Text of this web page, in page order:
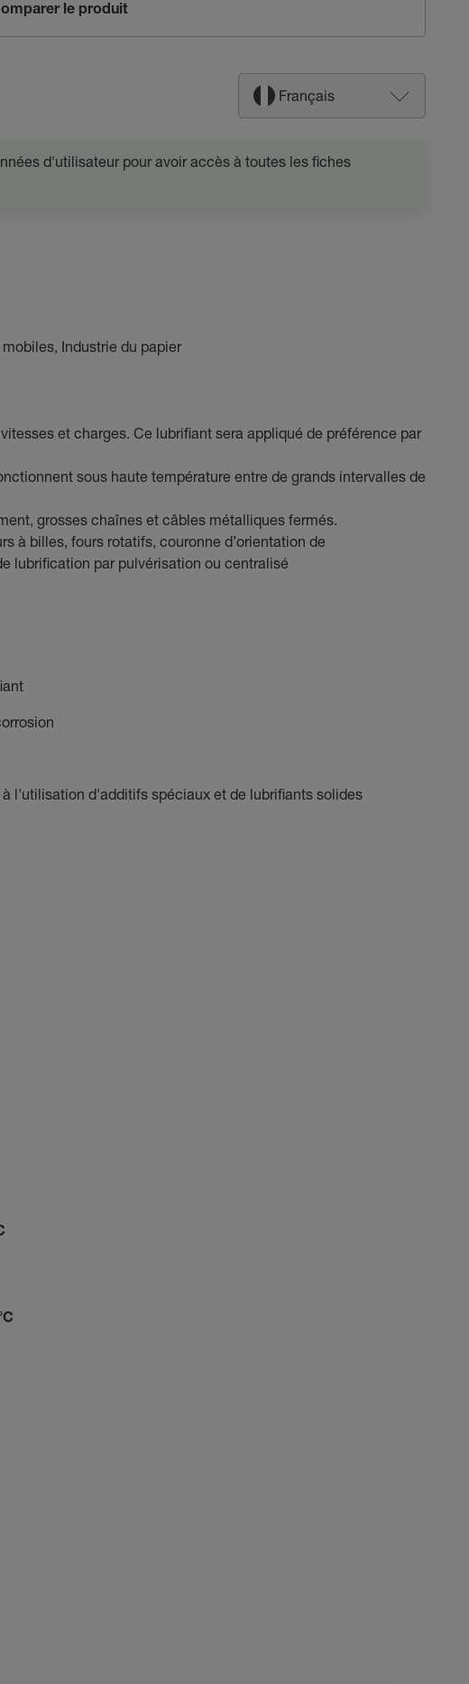
le produit
Français
d'utilisateur pour avoir accès à toutes les fiches
Industrie du papier
et charges. Ce lubrifiant sera appliqué de préférence par
sous haute température entre de grands intervalles de
grosses chaînes et câbles métalliques fermés.
à billes, fours rotatifs, couronne d’orientation de
lubrification par pulvérisation ou centralisé
l'utilisation d'additifs spéciaux et de lubrifiants solides